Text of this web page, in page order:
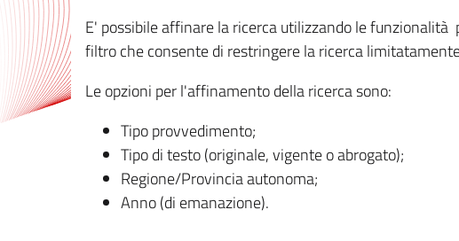
E' possibile affinare la ricerca utilizzando le
filtro che consente di restringere la ricerca
Le opzioni per l'affinamento della ricerca sono:
Tipo provvedimento;
Tipo di testo (originale, vigente o abrogato);
Regione/Provincia autonoma;
Anno (di emanazione).